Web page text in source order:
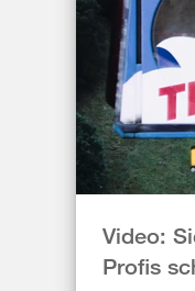
Video:
Profis